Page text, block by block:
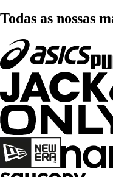
Todas as nossas